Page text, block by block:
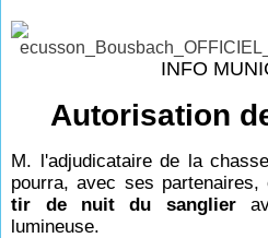
INFO
Autorisation
M. l'adjudicataire de la
pourra, avec ses
tir de nuit du sanglier
lumineuse.